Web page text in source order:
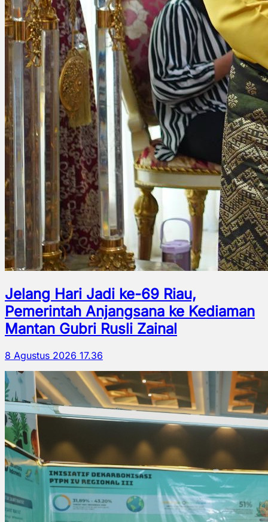
Jelang Hari Jadi ke-69 Riau,
Pemerintah Anjangsana ke Kediaman
Mantan Gubri Rusli Zainal
8 Agustus 2026 17.36